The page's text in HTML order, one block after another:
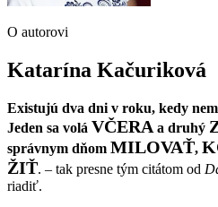
O autorovi
Katarína Kačuriková
Existujú dva dni v roku, kedy
Jeden sa volá VČERA a druhý
správnym dňom MILOVAŤ,
ŽIŤ. – tak presne tým citátom od
riadiť.